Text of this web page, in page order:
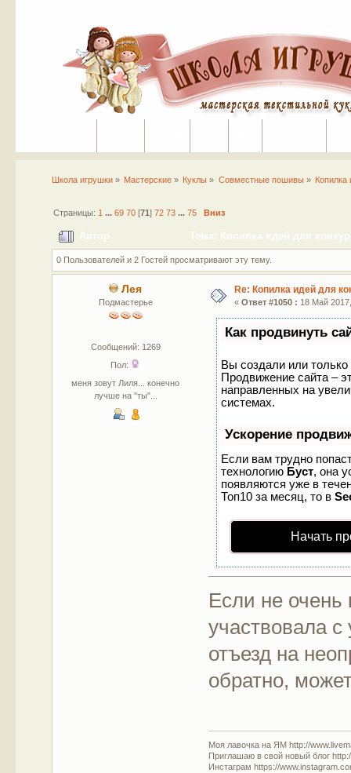
Школа игрушки» Мастерские » Куклы » Совместные пошивы»
Страницы: 1 ... 69 70[71 ] 72 73 ... 75 Вниз
Автор Тема: Копилка идей для
0 Пользователей и 2 Гостей просматривают эту тему.
Лея
Подмастерье
Сообщений: 1269
Пол:
меня зовут Лиля... конечно
лучше на "ты"...
Re: Копилка идей для
« Ответ #1050 : 18 Май
Как продвинуть
Вы создали или только
Продвижение сайта –
направленных на
системах.
Ускорение
Если вам трудно
технологию Буст, она
появляются уже в
Топ10 за месяц, то в
Начать
Если не очень
участвовала
отъезд на
обратно,
Моя лавочка на ЯМ http://
Приглашаю в свой новый блог
Инстаграм https://